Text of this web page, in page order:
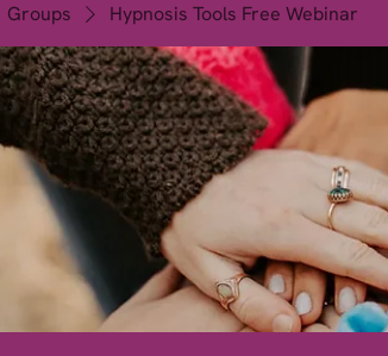
Groups Hypnosis Tools Free Webinar